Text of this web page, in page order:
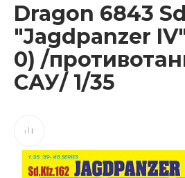
Dragon 6843
"Jagdpanzer
0) /
САУ/ 1/35